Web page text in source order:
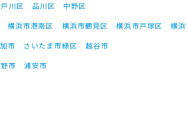
川区 品川区
中野区
横浜市港南区 横浜市鶴見区 横浜市戸塚区
横
市 さいたま市緑区
越谷市
市 浦安市